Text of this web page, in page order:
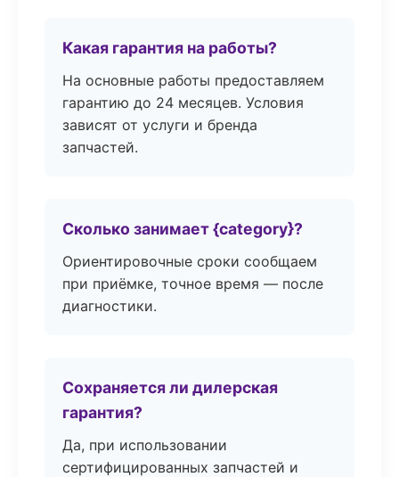
Какая гарантия на работы?
На основные работы предоставляем
гарантию до 24 месяцев. Условия
зависят от услуги и бренда
запчастей.
Сколько занимает {category}?
Ориентировочные сроки сообщаем
при приёмке, точное время — после
диагностики.
Сохраняется ли дилерская
гарантия?
Да, при использовании
сертифицированных запчастей и